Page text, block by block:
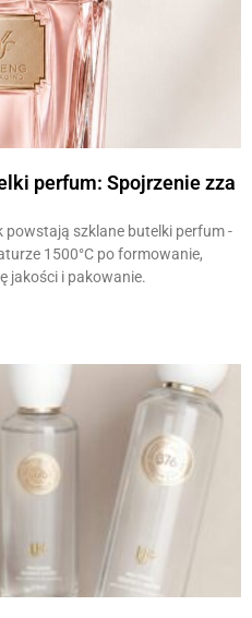
perfum: Spojrzenie zza
powstają szklane butelki perfum -
1500°C po formowanie,
jakości i pakowanie.